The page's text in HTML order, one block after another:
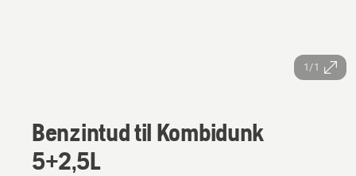
1/1
Benzintud til Kombidunk
5+2,5L